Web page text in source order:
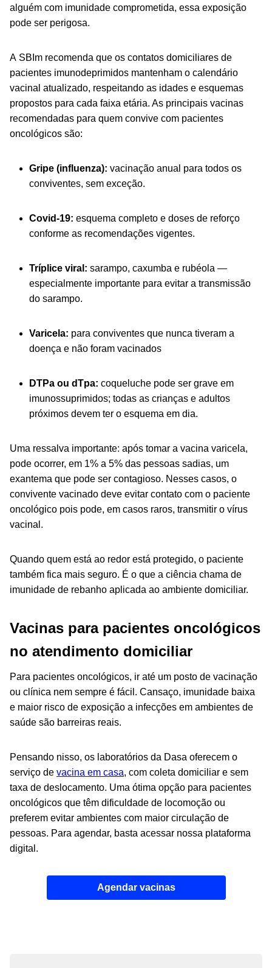
alguém com imunidade comprometida, essa exposição
pode ser perigosa.
A SBIm recomenda que os contatos domiciliares de
pacientes imunodeprimidos mantenham o calendário
vacinal atualizado, respeitando as idades e esquemas
propostos para cada faixa etária. As principais vacinas
recomendadas para quem convive com pacientes
oncológicos são:
Gripe (influenza): vacinação anual para todos os
conviventes, sem exceção.
Covid-19: esquema completo e doses de reforço
conforme as recomendações vigentes.
Tríplice viral: sarampo, caxumba e rubéola —
especialmente importante para evitar a transmissão
do sarampo.
Varicela: para conviventes que nunca tiveram a
doença e não foram vacinados
DTPa ou dTpa: coqueluche pode ser grave em
imunossuprimidos; todas as crianças e adultos
próximos devem ter o esquema em dia.
Uma ressalva importante: após tomar a vacina varicela,
pode ocorrer, em 1% a 5% das pessoas sadias, um
exantema que pode ser contagioso. Nesses casos, o
convivente vacinado deve evitar contato com o paciente
oncológico pois pode, em casos raros, transmitir o vírus
vacinal.
Quando quem está ao redor está protegido, o paciente
também fica mais seguro. É o que a ciência chama de
imunidade de rebanho aplicada ao ambiente domiciliar.
Vacinas para pacientes oncológicos
no atendimento domiciliar
Para pacientes oncológicos, ir até um posto de vacinação
ou clínica nem sempre é fácil. Cansaço, imunidade baixa
e maior risco de exposição a infecções em ambientes de
saúde são barreiras reais.
Pensando nisso, os laboratórios da Dasa oferecem o
serviço de vacina em casa, com coleta domiciliar e sem
taxa de deslocamento. Uma ótima opção para pacientes
oncológicos que têm dificuldade de locomoção ou
preferem evitar ambientes com maior circulação de
pessoas. Para agendar, basta acessar nossa plataforma
digital.
Agendar vacinas